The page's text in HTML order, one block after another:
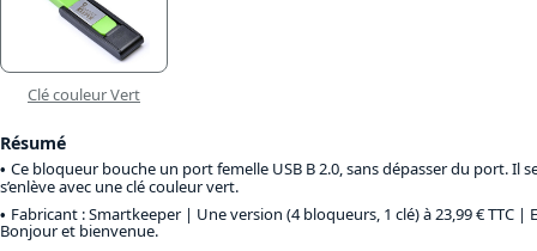
Clé couleur Vert
Résumé
Ce bloqueur bouche un port femelle USB B 2.0, sans dépasser du port. Il
s’enlève avec une clé couleur vert.
Fabricant : Smartkeeper | Une version (4 bloqueurs, 1 clé) à 23,99 € TTC |
Bonjour et bienvenue.